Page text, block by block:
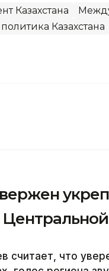
Казахстана
Казахстана
считает, что